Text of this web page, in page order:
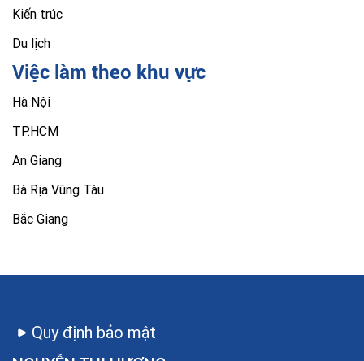
Kiến trúc
Du lịch
Việc làm theo khu vực
Hà Nội
TP.HCM
An Giang
Bà Rịa Vũng Tàu
Bắc Giang
Quy định bảo mật